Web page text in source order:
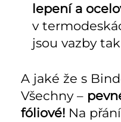
lepení a
v
jsou vazby
A jaké že s
Všechny –
fóliové!Na